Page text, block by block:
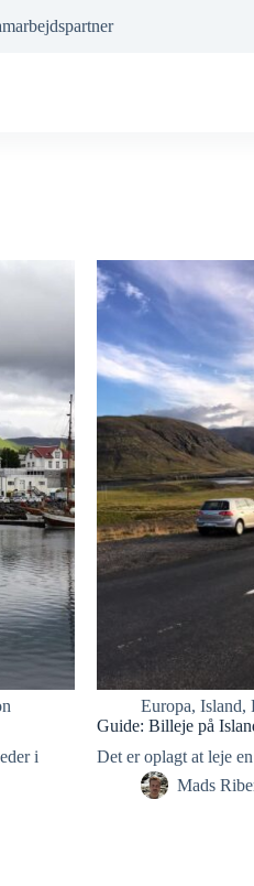
i
Europa, Island,
Guide: Billeje på
Det er oplagt at leje
Mads